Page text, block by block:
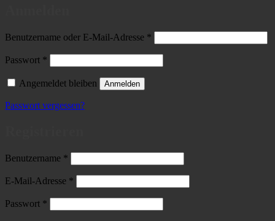
Benutzername oder E-Mail-Adresse *
Passwort *
Angemeldet bleiben Anmelden
Passwort vergessen?
Benutzername *
E-Mail-Adresse *
Passwort *